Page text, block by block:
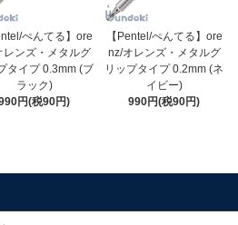
ぺんてる】ore
レンズ・メタルグ
タイプ 0.3mm (ブ
ラック)
円(税90円)
【Pentel/ぺんてる】ore
nz/オレンズ・メタルグ
リップタイプ 0.2mm (ネ
イビー)
990円(税90円)